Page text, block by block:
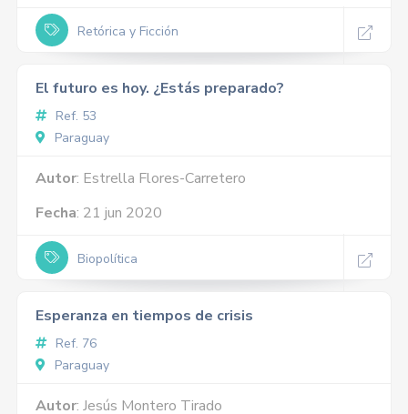
Retórica y Ficción
El futuro es hoy. ¿Estás preparado?
Ref. 53
Paraguay
Autor: Estrella Flores-Carretero
Fecha: 21 jun 2020
Biopolítica
Esperanza en tiempos de crisis
Ref. 76
Paraguay
Autor: Jesús Montero Tirado